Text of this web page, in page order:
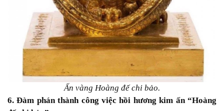
Ấn vàng Hoàng đế chi bảo.
6. Đàm phán thành công việc hồi hương kim ấn “Hoàng